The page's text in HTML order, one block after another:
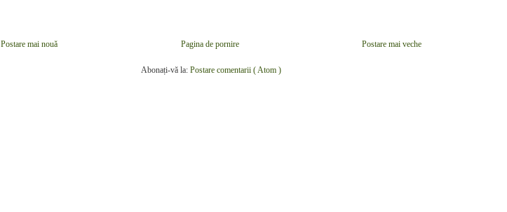
Postare mai nouă Postare mai veche
Pagina de pornire
Abonați-vă la: Postare comentarii ( Atom )